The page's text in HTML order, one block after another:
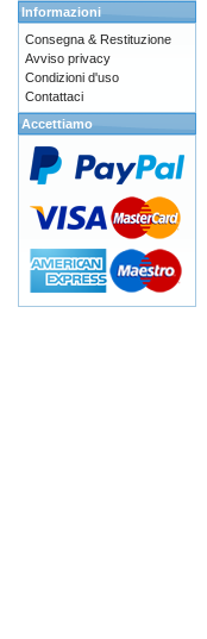
Informazioni
Consegna & Restituzione
Avviso privacy
Condizioni d'uso
Contattaci
Accettiamo